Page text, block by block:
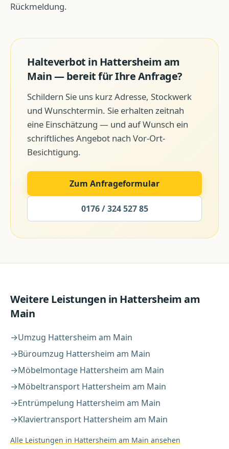
Rückmeldung.
Halteverbot in Hattersheim am
Main— bereit für Ihre Anfrage?
Schildern Sie uns kurz Adresse, Stockwerk
und Wunschtermin. Sie erhalten zeitnah
eine Einschätzung — und auf Wunsch ein
schriftliches Angebot nach Vor-Ort-
Besichtigung.
Zum Anfrageformular
0176 / 324 527 85
Weitere Leistungen in Hattersheim am
Main
→Umzug Hattersheim am Main
→Büroumzug Hattersheim am Main
→Möbelmontage Hattersheim am Main
→Möbeltransport Hattersheim am Main
→Entrümpelung Hattersheim am Main
→Klaviertransport Hattersheim am Main
Alle Leistungen in Hattersheim am Main ansehen